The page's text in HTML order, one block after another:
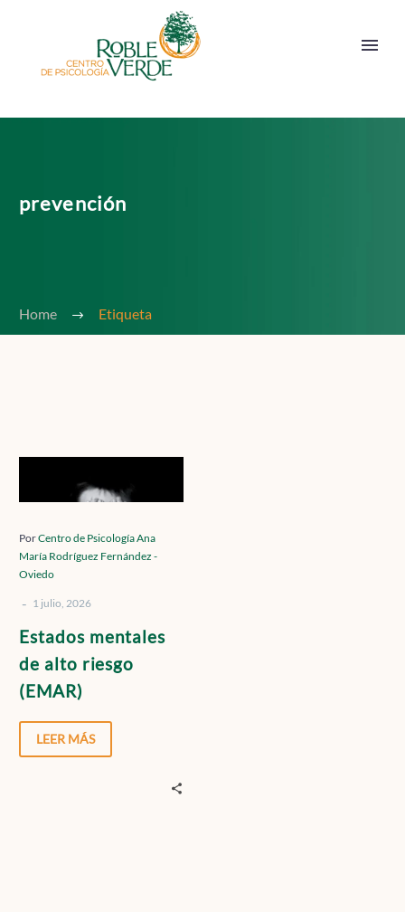
Solicita cita
prevención
Home Etiqueta
mentales
alto
riesgo
PorCentro de Psicología Ana
María Rodríguez Fernández -
Oviedo
- 1 julio, 2026
Estados mentales
de alto riesgo
(EMAR)
LEER MÁS